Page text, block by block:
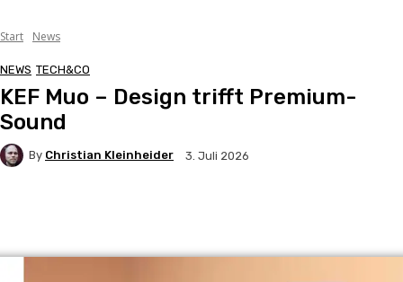
Start News
NEWS TECH&CO
KEF Muo – Design trifft Premium-
Sound
By Christian Kleinheider 3. Juli 2026